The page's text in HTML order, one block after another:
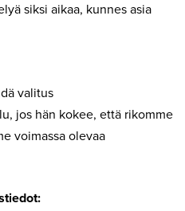
siksi aikaa, kunnes asia
valitus
jos hän kokee, että rikomme
voimassa olevaa